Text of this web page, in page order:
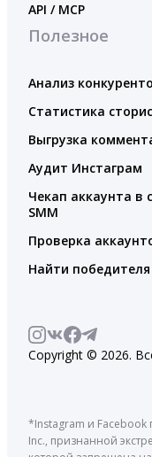
API / MCP
Полезное
Анализ
Статистика
Выгрузка
Аудит Инстаграм
Чекап аккаунта в
SMM
Проверка
Найти
Copyright © 2026.
*Instagram и
Inc., признанной